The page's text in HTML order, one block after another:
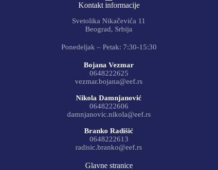
Kontakt informacije
Svetolika Nikačevića 11
Beograd, Srbija
Ponedeljak – Petak: 7:30-15:30
Bojana Vezmar
0648222625
vezmar.bojana@eef.rs
Nikola Damnjanović
0648222606
damnjanovic.nikola@eef.rs
Branko Radišić
0648222613
radisic.branko@eef.rs
Glavne stranice